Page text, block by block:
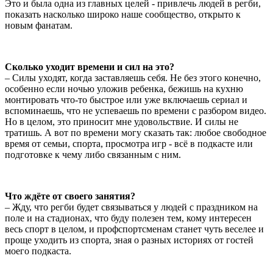
Это и была одна из главных целей - привлечь людей в регби,
показать насколько широко наше сообщество, открыто к
новым фанатам.
Сколько уходит времени и сил на это?
– Силы уходят, когда заставляешь себя. Не без этого конечно,
особенно если ночью уложив ребенка, бежишь на кухню
монтировать что-то быстрое или уже включаешь сериал и
вспоминаешь, что не успеваешь по времени с разбором видео.
Но в целом, это приносит мне удовольствие. И силы не
тратишь. А вот по времени могу сказать так: любое свободное
время от семьи, спорта, просмотра игр - всё в подкасте или
подготовке к чему либо связанным с ним.
Что ждёте от своего занятия?
– Жду, что регби будет связываться у людей с праздником на
поле и на стадионах, что буду полезен тем, кому интересен
весь спорт в целом, и профспортсменам станет чуть веселее и
проще уходить из спорта, зная о разных историях от гостей
моего подкаста.